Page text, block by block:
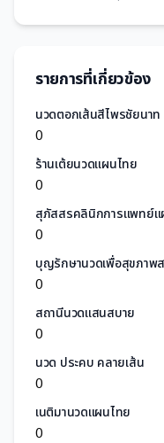
รายการที่เกี่ยวข้อง
นวดตอกเส้นสีไพรชัยนาท
0
ร้านเต้ยนวดแผนไทย
0
สุภัสสรคลินิกการแพทย์แ
0
บุญรักษานวดเพื่อสุขภาพ
0
สถานีนวดแสนสบาย
0
นวด ประคบ คลายเส้น
0
เนติมานวดแผนไทย
0